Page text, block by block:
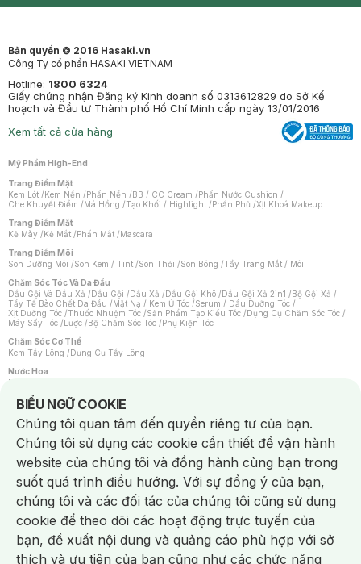
Bản quyền © 2016 Hasaki.vn
Công Ty cổ phần HASAKI VIETNAM
Hotline: 1800 6324
Giấy chứng nhận Đăng ký Kinh doanh số 0313612829 do Sở Kế
hoạch và Đầu tư Thành phố Hồ Chí Minh cấp ngày 13/01/2016
Xem tất cả cửa hàng
Mỹ Phẩm High-End
Trang Điểm Mặt
Kem Lót /Kem Nền /Phấn Nền /BB / CC Cream /Phấn Nước Cushion /
Che Khuyết Điểm /Má Hồng /Tạo Khối / Highlight /Phấn Phủ /Xịt Khoá Makeup
Trang Điểm Mắt
Kẻ Mày /Kẻ Mắt /Phấn Mắt /Mascara
Trang Điểm Môi
Son Dưỡng Môi /Son Kem / Tint /Son Thỏi /Son Bóng /Tẩy Trang Mắt / Môi
Chăm Sóc Tóc Và Da Đầu
Dầu Gội Và Dầu Xả /Dầu Gội /Dầu Xả /Dầu Gội Khô /Dầu Gội Xả 2in1 /Bộ Gội Xả /
Tẩy Tế Bào Chết Da Đầu /Mặt Nạ / Kem Ủ Tóc /Serum / Dầu Dưỡng Tóc /
Xịt Dưỡng Tóc /Thuốc Nhuộm Tóc /Sản Phẩm Tạo Kiểu Tóc /Dụng Cụ Chăm Sóc Tóc /
Máy Sấy Tóc /Lược /Bộ Chăm Sóc Tóc /Phụ Kiện Tóc
Chăm Sóc Cơ Thể
Kem Tẩy Lông /Dụng Cụ Tẩy Lông
Nước Hoa
Nước Hoa Nữ
Chăm Sóc Cá Nhân
Chống Muỗi /Khẩu Trang /Máy Massage/Mặt Nạ Xông Hơi /Nước Rửa Tay/
Sản Phẩm Chăm Sóc Khác /Bàn Chải Đánh Răng /Bàn Chải Điện/
Hỗ Trợ Trắng Răng/Kem Đánh Răng /Máy Tăm Nước/ Nước Súc Miệng/
Tăm / Chỉ Nha Khoa/ Xịt Thơm Miệng / Dung Dịch Vệ Sinh/Dưỡng Vùng Kín/
Khăn Ướt Vệ Sinh Vùng Kín/Băng Vệ Sinh/Tampon/Bọt Cạo Râu /Dao Cạo Râu/
Máy Cạo Râu
Vấn Đề Về Da
Da Dầu / Lỗ Chân Lông To/ Da Khô / Mất Nước/ Da Lão Hóa/ Da Mụn/
Da Nhạy Cảm / Kích Ứng
Da Xỉn Màu Thâm / Nám / Tàn Nhang
Quầng Thâm & Bọng Mắt /Sẹo /Viêm Da Cơ Địa
Dụng Cụ / Phụ Kiện Chăm Sóc Da
Bông Tẩy Trang
Khăn Lau Mặt Khô Dụng Cụ / Máy Rửa Mặt Máy Chăm Sóc Da
Dụng Cụ Chăm Sóc Khác
BIỂU NGỮ COOKIE
Notice about cookies usage
Chúng tôi quan tâm đến quyền riêng tư của bạn.
Chúng tôi sử dụng các cookie cần thiết để vận hành
website của chúng tôi và đồng hành cùng bạn trong
suốt quá trình điều hướng. Với sự đồng ý của bạn,
chúng tôi và các đối tác của chúng tôi cũng sử dụng
cookie để theo dõi các hoạt động trực tuyến của
bạn, đề xuất nội dung và quảng cáo phù hợp với sở
thích và ưu tiên của bạn cũng như các chức năng